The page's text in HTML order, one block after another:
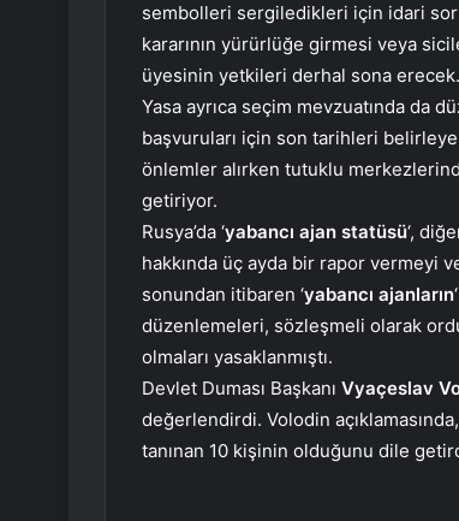
sembolleri sergiledikleri için idari
kararının yürürlüğe girmesi veya
üyesinin yetkileri derhal sona erecek.
Yasa ayrıca seçim mevzuatında da
başvuruları için son tarihleri
önlemler alırken tutuklu
getiriyor.
Rusya’da ‘yabancı ajan statüsü‘,
hakkında üç ayda bir rapor vermeyi
sonundan itibaren ‘yabancı ajanların
düzenlemeleri, sözleşmeli olarak
olmaları yasaklanmıştı.
Devlet Duması Başkanı Vyaçeslav
değerlendirdi. Volodin
tanınan 10 kişinin olduğunu dile